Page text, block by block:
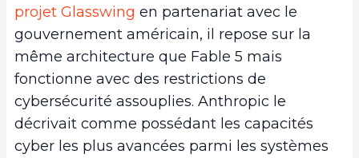
projet Glasswing en partenariat avec le
gouvernement américain, il repose sur la
même architecture que Fable 5 mais
fonctionne avec des restrictions de
cybersécurité assouplies. Anthropic le
décrivait comme possédant les capacités
cyber les plus avancées parmi les systèmes